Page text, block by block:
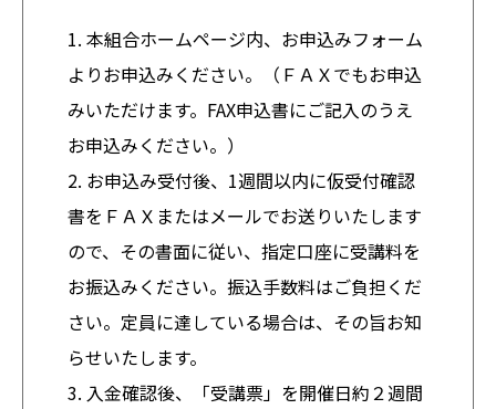
1. 本組合ホームページ内、お申込みフォーム
よりお申込みください。（ＦＡＸでもお申込
みいただけます。FAX申込書にご記入のうえ
お申込みください。）
2. お申込み受付後、1週間以内に仮受付確認
書をＦＡＸまたはメールでお送りいたします
ので、その書面に従い、指定口座に受講料を
お振込みください。振込手数料はご負担くだ
さい。定員に達している場合は、その旨お知
らせいたします。
3. 入金確認後、「受講票」を開催日約２週間